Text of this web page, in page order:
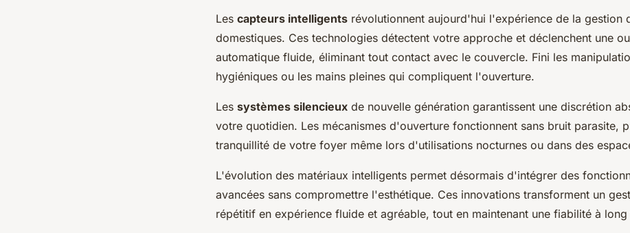
Les capteurs intelligents révolutionnent aujourd'hui l'expérience de la gestion
domestiques. Ces technologies détectent votre approche et déclenchent une
automatique fluide, éliminant tout contact avec le couvercle. Fini les
hygiéniques ou les mains pleines qui compliquent l'ouverture.
Les systèmes silencieux de nouvelle génération garantissent une discrétion
votre quotidien. Les mécanismes d'ouverture fonctionnent sans bruit parasite,
tranquillité de votre foyer même lors d'utilisations nocturnes ou dans des
L'évolution des matériaux intelligents permet désormais d'intégrer des
avancées sans compromettre l'esthétique. Ces innovations transforment un
répétitif en expérience fluide et agréable, tout en maintenant une fiabilité à long